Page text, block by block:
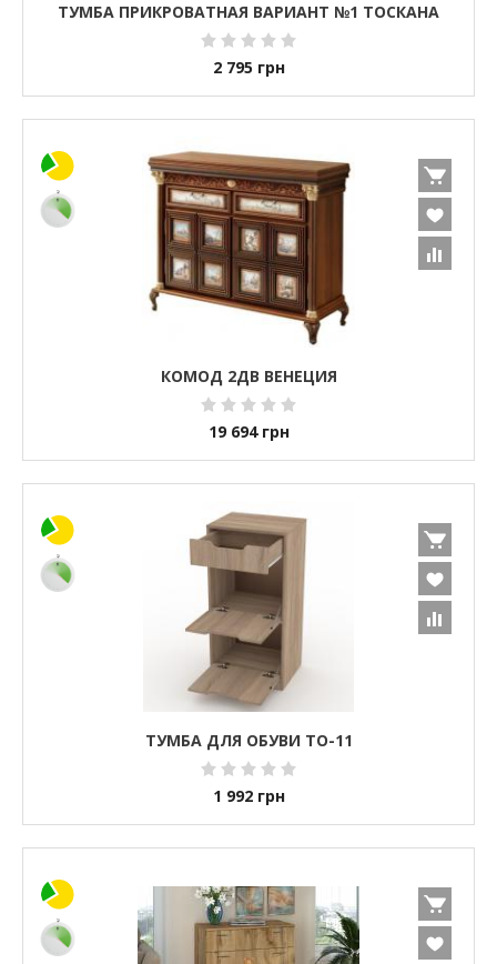
ТУМБА ПРИКРОВАТНАЯ ВАРИАНТ №1 ТОСКАНА
2 795 грн
КОМОД 2ДВ ВЕНЕЦИЯ
19 694 грн
ТУМБА ДЛЯ ОБУВИ ТО-11
1 992 грн